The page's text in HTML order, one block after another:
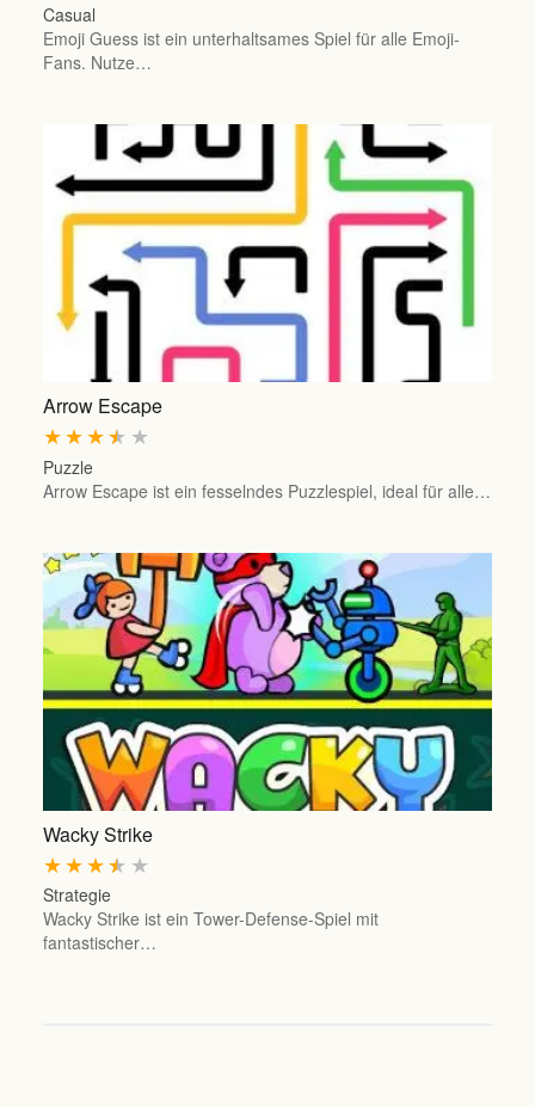
Casual
Emoji Guess ist ein unterhaltsames Spiel für alle Emoji-
Fans. Nutze…
Arrow Escape
★
★
★
★
★
Puzzle
Arrow Escape ist ein fesselndes Puzzlespiel, ideal für alle…
Wacky Strike
★
★
★
★
★
Strategie
Wacky Strike ist ein Tower-Defense-Spiel mit
fantastischer…